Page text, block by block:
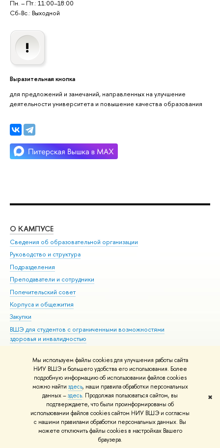
Мы используем файлы cookies для улучшения работы сайта
НИУ ВШЭ и большего удобства его использования. Более
подробную информацию об использовании файлов cookies
можно найти здесь, наши правила обработки персональных
данных –здесь. Продолжая пользоваться сайтом, вы
подтверждаете, что были проинформированы об
использовании файлов cookies сайтом НИУ ВШЭ и согласны
с нашими правилами обработки персональных данных. Вы
можете отключить файлы cookies в настройках Вашего
браузера.
✖
Пн. – Пт.: 11:00–18:00
Сб-Вс.: Выходной
Выразительная кнопка
для предложений и замечаний, направленных на улучшение
деятельности университета и повышение качества образования
О КАМПУСЕ
Сведения об образовательной организации
Руководство и структура
Подразделения
Преподаватели и сотрудники
Попечительский совет
Корпуса и общежития
Закупки
ВШЭ для студентов с ограниченными возможностями
здоровья и инвалидностью
Единая платежная страница
© НИУ ВШЭ 1993–2026 Адреса и контакты Условия использования
материалов Политика конфиденциальности Карта сайта
Шрифты HSE Sans и HSE Slab разработаны вШколе дизайна НИУ ВШЭ